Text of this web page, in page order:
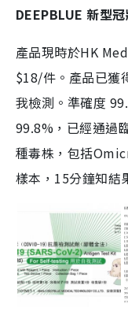
DEEPBLUE 新型
產品現時於HK
$18/件。產品已獲
我檢測。準確度
99.8%，已經通過
種毒株，包括
樣本，15分鐘知結